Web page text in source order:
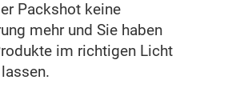
Packshot keine
mehr und Sie haben
im richtigen Licht